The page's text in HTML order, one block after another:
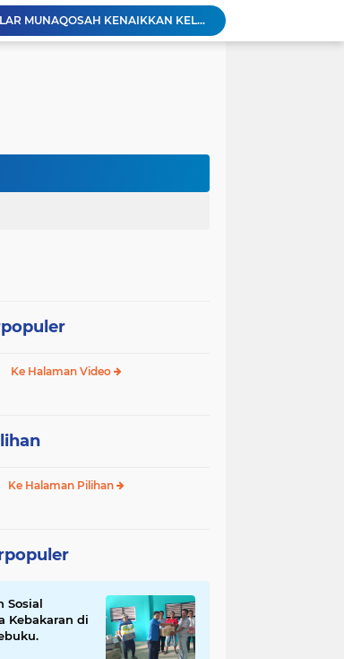
PAC LDII DESA PELAJAU BARU GELAR MUNAQOSAH KENAIKKAN KELAS, MEMBENTUK GENERASI YANG BERAKHLAKUL KARIMAH DAN MANDIRI.
PAC Sungai Kupang Jaya Gelar Munaqosah Kenaikan Kelas, Cetak Generasi Qurani Berakhlak Mulia
Generasi Muda LDII Kotabaru
Ke Halaman Video
Ke Halaman Pilihan
Sosial
Kebakaran di